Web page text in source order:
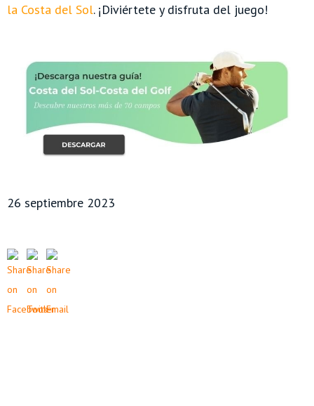
la Costa del Sol. ¡Diviértete y disfruta del juego!
26 septiembre 2023